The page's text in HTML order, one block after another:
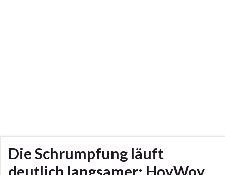
Die Schrumpfung läuft